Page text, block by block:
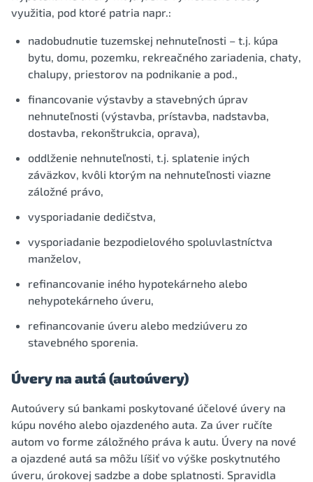
využitia, pod ktoré patria napr.:
nadobudnutie tuzemskej nehnuteľnosti – t.j. kúpa
bytu, domu, pozemku, rekreačného zariadenia, chaty,
chalupy, priestorov na podnikanie a pod.,
financovanie výstavby a stavebných úprav
nehnuteľnosti (výstavba, prístavba, nadstavba,
dostavba, rekonštrukcia, oprava),
oddlženie nehnuteľnosti, t.j. splatenie iných
záväzkov, kvôli ktorým na nehnuteľnosti viazne
záložné právo,
vysporiadanie dedičstva,
vysporiadanie bezpodielového spoluvlastníctva
manželov,
refinancovanie iného hypotekárneho alebo
nehypotekárneho úveru,
refinancovanie úveru alebo medziúveru zo
stavebného sporenia.
Úvery na autá (autoúvery)
Autoúvery sú bankami poskytované účelové úvery na
kúpu nového alebo ojazdeného auta. Za úver ručíte
autom vo forme záložného práva k autu. Úvery na nové
a ojazdené autá sa môžu líšiť vo výške poskytnutého
úveru, úrokovej sadzbe a dobe splatnosti. Spravidla